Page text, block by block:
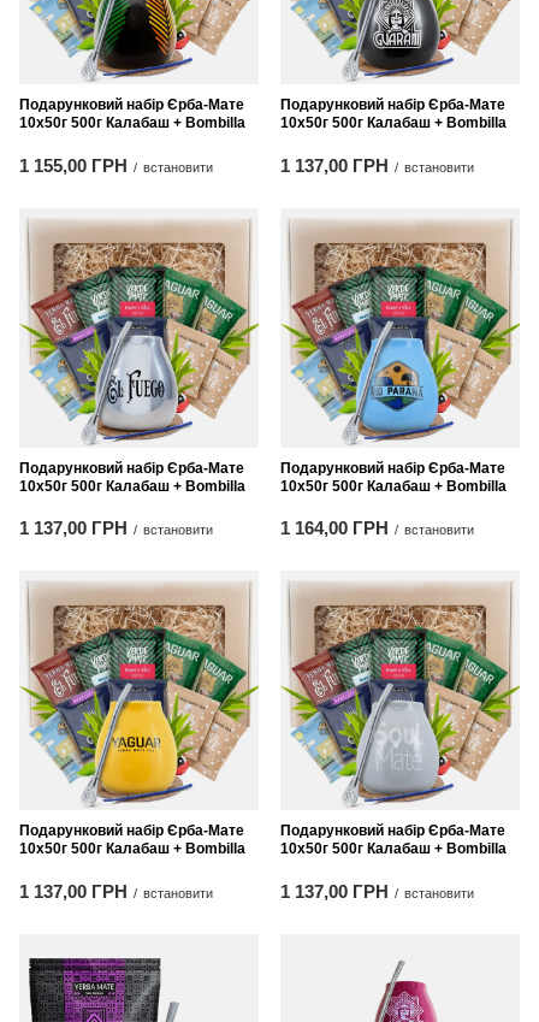
Подарунковий набір Єрба-Мате
10x50г 500г Калабаш + Bombilla
1 155,00 ГРН / встановити
Подарунковий набір Єрба-Мате
10x50г 500г Калабаш + Bombilla
1 137,00 ГРН / встановити
Подарунковий набір Єрба-Мате
10x50г 500г Калабаш + Bombilla
1 137,00 ГРН / встановити
Подарунковий набір Єрба-Мате
10x50г 500г Калабаш + Bombilla
1 164,00 ГРН / встановити
Подарунковий набір Єрба-Мате
10x50г 500г Калабаш + Bombilla
1 137,00 ГРН / встановити
Подарунковий набір Єрба-Мате
10x50г 500г Калабаш + Bombilla
1 137,00 ГРН / встановити